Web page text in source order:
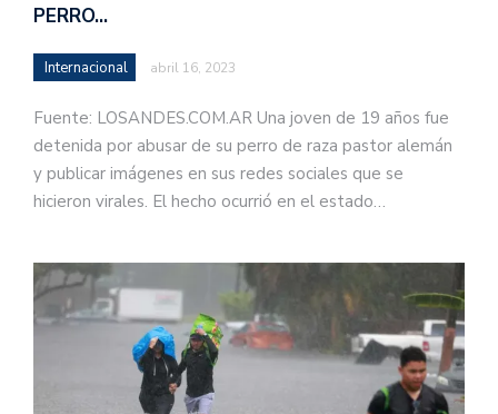
PERRO…
Internacional abril 16, 2023
Fuente: LOSANDES.COM.AR Una joven de 19 años fue
detenida por abusar de su perro de raza pastor alemán
y publicar imágenes en sus redes sociales que se
hicieron virales. El hecho ocurrió en el estado…